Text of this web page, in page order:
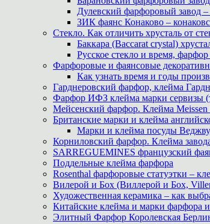
Дулевский фарфоровый завод
ЗИК фаянс Конаково –
Стекло. Как отличить хрусталь от
Баккара (Baccarat crystal)
Русское стекло и время,
Фарфоровые и фаянсовые
Как узнать время и годы
Гарднеровский фарфор, клейма
Фарфор ИФЗ клейма марки сервизы
Мейсенский фарфор. Клейма
Британские марки и клейма
Марки и клейма посуды
Корниловский фарфор. Клейма
SARREGUEMINES французский
Поддельные клейма фарфора
Rosenthal фарфоровые статуэтки –
Вилерой и Бох (Виллерой и Бох,
Художественная керамика – как
Китайские клейма и марки фарфора
Элитный Фарфор Королевская